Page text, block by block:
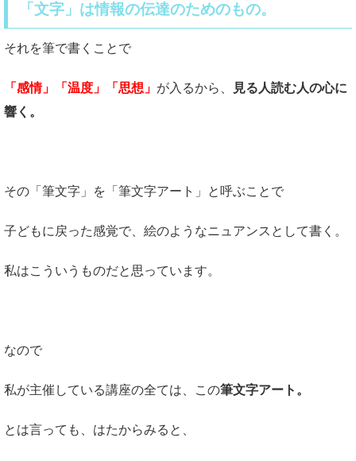
「文字」は情報の伝達のためのもの。
それを筆で書くことで
「感情」「温度」「思想」 が入るから、
見る人読む人の心に
響く。
その「筆文字」を「筆文字アート」と呼ぶことで
子どもに戻った感覚で、絵のようなニュアンスとして書く。
私はこういうものだと思っています。
なので
私が主催している講座の全ては、この筆文字アート。
とは言っても、はたからみると、